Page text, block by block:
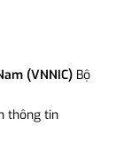
(VNNIC) Bộ
thông tin